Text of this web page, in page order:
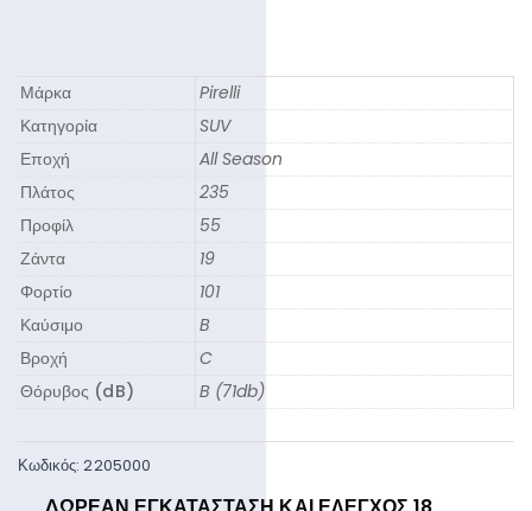
Μάρκα
Pirelli
Κατηγορία
SUV
Εποχή
All Season
Πλάτος
235
Προφίλ
55
Ζάντα
19
Φορτίο
101
Καύσιμο
B
Βροχή
C
Θόρυβος (dB)
B (71db)
Κωδικός:2205000